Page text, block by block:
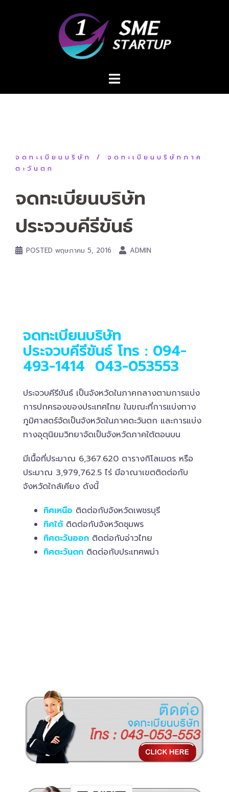
จดทะเบียนบริษัท
จดทะเบียนบริษัทภาค
ตะวันตก
จดทะเบียนบริษัท
ประจวบคีรีขันธ์
POSTED พฤษภาคม 5, 2016 ADMIN
จดทะเบียนบริษัท
ประจวบคีรีขันธ์ โทร : 094-
493-1414 043-053553
ประจวบคีรีขันธ์ เป็นจังหวัดในภาคกลางตามการแบ่ง
การปกครองของประเทศไทย ในขณะที่การแบ่งทาง
ภูมิศาสตร์จัดเป็นจังหวัดในภาคตะวันตก และการแบ่ง
ทางอุตุนิยมวิทยาจัดเป็นจังหวัดภาคใต้ตอนบน
มีเนื้อที่ประมาณ 6,367.620 ตารางกิโลเมตร หรือ
ประมาณ 3,979,762.5 ไร่ มีอาณาเขตติดต่อกับ
จังหวัดใกล้เคียง ดังนี้
ทิศเหนือ ติดต่อกับจังหวัดเพชรบุรี
ทิศใต้ ติดต่อกับจังหวัดชุมพร
ทิศตะวันออก ติดต่อกับอ่าวไทย
ทิศตะวันตก ติดต่อกับประเทศพม่า